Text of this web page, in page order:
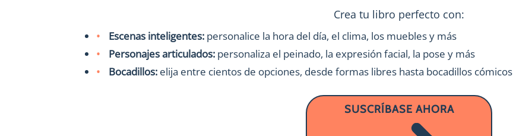
Crea tu libro perfecto con:
Escenas inteligentes: personalice la hora del día, el clima, los muebles y más
Personajes articulados: personaliza el peinado, la expresión facial, la pose y más
Bocadillos: elija entre cientos de opciones, desde formas libres hasta bocadillos cómicos
SUSCRÍBASE AHORA